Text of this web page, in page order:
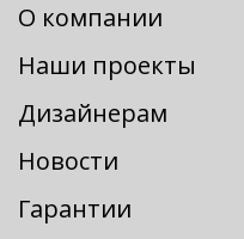
О компании
Наши проекты
Дизайнерам
Новости
Гарантии